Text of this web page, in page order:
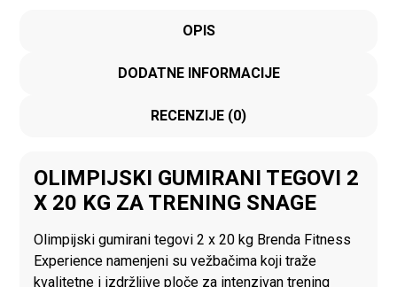
OPIS
DODATNE INFORMACIJE
RECENZIJE (0)
OLIMPIJSKI GUMIRANI TEGOVI 2
X 20 KG ZA TRENING SNAGE
Olimpijski gumirani tegovi 2 x 20 kg Brenda Fitness
Experience namenjeni su vežbačima koji traže
kvalitetne i izdržljive ploče za intenzivan trening